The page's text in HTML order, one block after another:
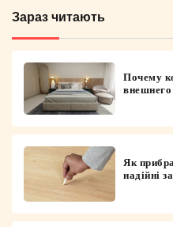
Зараз читають
Почему
Як
надійні